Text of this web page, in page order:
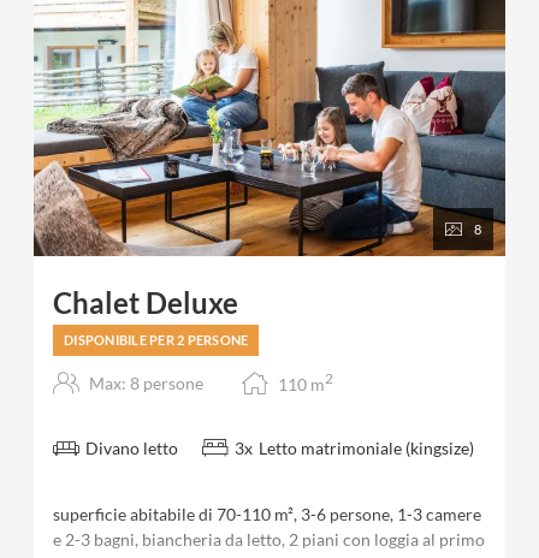
8
Chalet Deluxe
DISPONIBILE PER 2 PERSONE
Max: 8 persone 110 m2
Divano letto 3x Letto matrimoniale (kingsize)
superficie abitabile di 70-110 m², 3-6 persone, 1-3 camere
e 2-3 bagni, biancheria da letto, 2 piani con loggia al primo